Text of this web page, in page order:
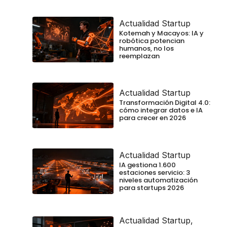
Actualidad Startup
Kotemah y Macayos: IA y
robótica potencian
humanos, no los
reemplazan
Actualidad Startup
Transformación Digital 4.0:
cómo integrar datos e IA
para crecer en 2026
Actualidad Startup
IA gestiona 1.600
estaciones servicio: 3
niveles automatización
para startups 2026
Actualidad Startup,